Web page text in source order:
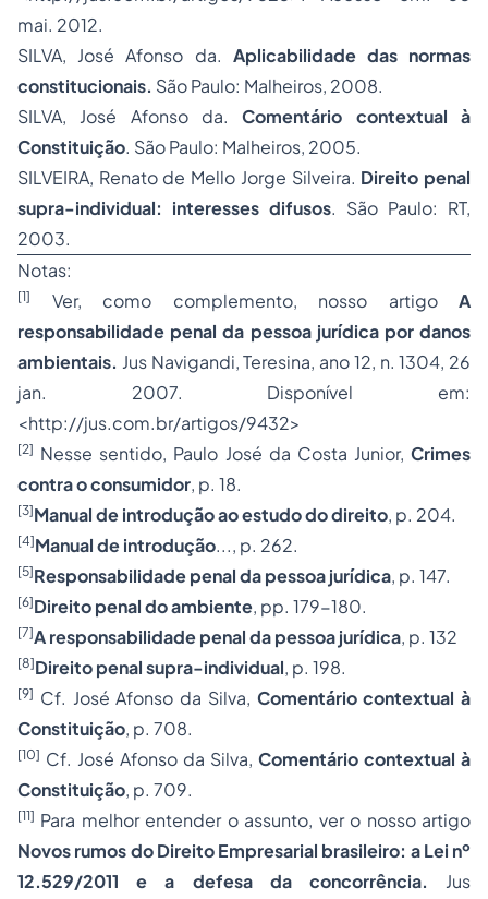
mai. 2012.
SILVA, José Afonso da. Aplicabilidade das normas
constitucionais. São Paulo: Malheiros, 2008.
SILVA, José Afonso da.Comentário contextual à
Constituição. São Paulo: Malheiros, 2005.
SILVEIRA, Renato de Mello Jorge Silveira. Direito penal
supra-individual: interesses difusos. São Paulo: RT,
2003.
Notas:
[1] Ver, como complemento, nosso artigo A
responsabilidade penal da pessoa jurídica por danos
ambientais. Jus Navigandi, Teresina, ano 12, n. 1304, 26
jan. 2007. Disponível em:
<http://jus.com.br/artigos/9432>
[2] Nesse sentido, Paulo José da Costa Junior, Crimes
contra o consumidor, p. 18.
[3]Manual de introdução ao estudo do direito, p. 204.
[4]Manual de introdução..., p. 262.
[5]Responsabilidade penal da pessoa jurídica, p. 147.
[6]Direito penal do ambiente, pp. 179-180.
[7]A responsabilidade penal da pessoa jurídica, p. 132
[8]Direito penal supra-individual, p. 198.
[9] Cf. José Afonso da Silva, Comentário contextual à
Constituição, p. 708.
[10] Cf. José Afonso da Silva, Comentário contextual à
Constituição, p. 709.
[11] Para melhor entender o assunto, ver o nosso artigo
Novos rumos do Direito Empresarial brasileiro: a Lei nº
12.529/2011 e a defesa da concorrência. Jus